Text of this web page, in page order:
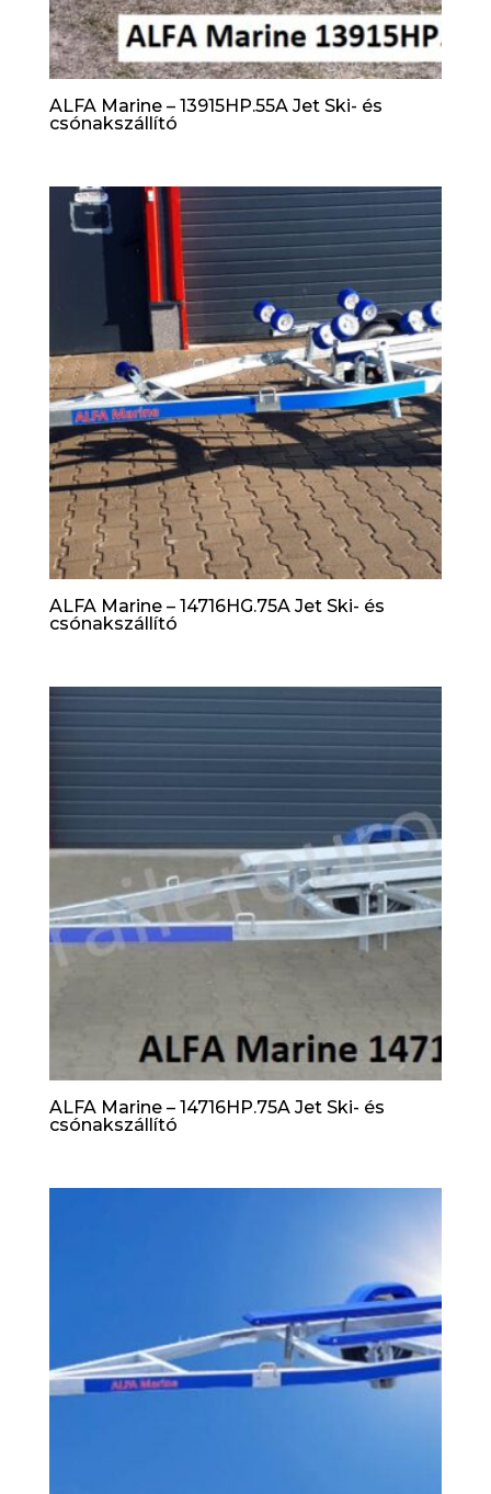
ALFA Marine – 13915HP.55A Jet Ski- és
csónakszállító
ALFA Marine – 14716HG.75A Jet Ski- és
csónakszállító
ALFA Marine – 14716HP.75A Jet Ski- és
csónakszállító